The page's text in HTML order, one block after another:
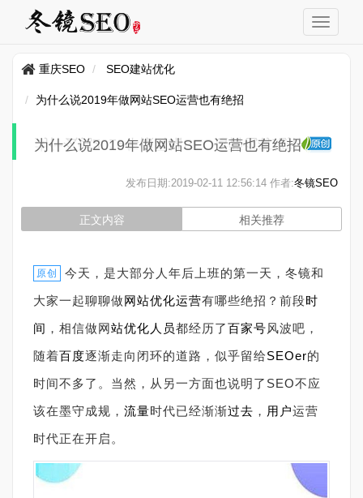
重庆SEO SEO建站优化
为什么说2019年做网站SEO运营也有绝招
为什么说2019年做网站SEO运营也有绝招
发布日期:2019-02-11 12:56:14 作者:冬镜SEO
正文内容 相关推荐
原创
今天，是大部分人年后上班的第一天，冬镜和
大家一起聊聊做网站优化运营有哪些绝招？前段时
间 ，相信做网站优化人员都经历了百家号风波吧，
随着百度逐渐走向闭环的道路，似乎留给SEOer的
时间不多了。当然，从另一方面也说明了SEO不应
该在墨守成规， 流量时代已经渐渐过去 ， 用户运营
时代正在开启。